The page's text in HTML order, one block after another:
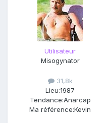
Utilisateur
Misogynator
31,8k
Lieu:1987
Tendance:Anarcap
Ma référence:Kevin